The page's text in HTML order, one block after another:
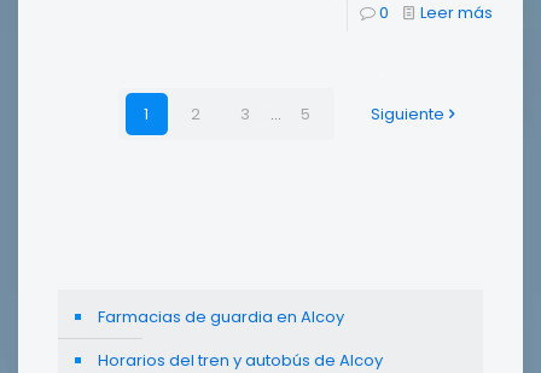
0 Leer más
1 2 3 ... 5 Siguiente
Farmacias de guardia en Alcoy
Horarios del tren y autobús de Alcoy